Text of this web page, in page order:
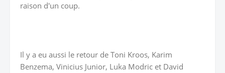
raison d'un coup.
Il y a eu aussi le retour de Toni Kroos, Karim
Benzema, Vinicius Junior, Luka Modric et David